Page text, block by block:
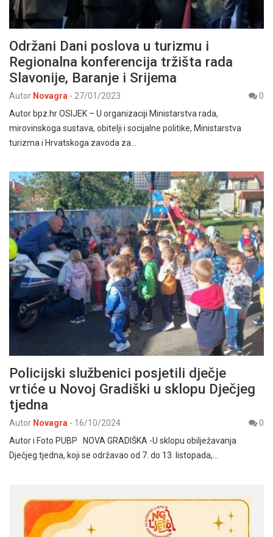
Održani Dani poslova u turizmu i
Regionalna konferencija tržišta rada
Slavonije, Baranje i Srijema
Autor Novagra - 27/01/2023
0
Autor bpz.hr OSIJEK – U organizaciji Ministarstva rada,
mirovinskoga sustava, obitelji i socijalne politike, Ministarstva
turizma i Hrvatskoga zavoda za…
Policijski službenici posjetili dječje
vrtiće u Novoj Gradiški u sklopu Dječjeg
tjedna
Autor Novagra - 16/10/2024
0
Autor i Foto PUBP NOVA GRADIŠKA -U sklopu obilježavanja
Dječjeg tjedna, koji se održavao od 7. do 13. listopada,…